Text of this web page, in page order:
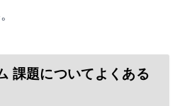
課題についてよくある